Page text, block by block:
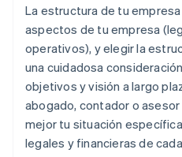
La estructura de tu
aspectos de tu empresa
operativos), y elegir la
una cuidadosa
objetivos y visión a largo
abogado, contador o
mejor tu situación
legales y financieras de